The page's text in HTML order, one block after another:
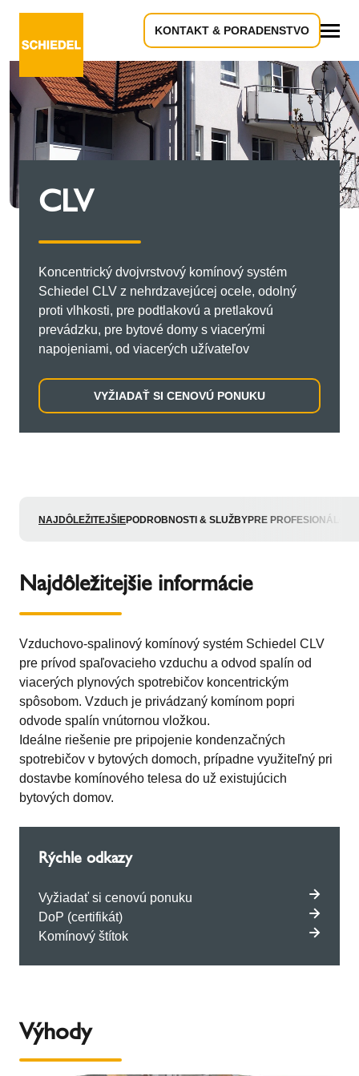
KONTAKT & PORADENSTVO
CLV
Koncentrický dvojvrstvový komínový systém
Schiedel CLV z nehrdzavejúcej ocele, odolný
proti vlhkosti, pre podtlakovú a pretlakovú
prevádzku, pre bytové domy s viacerými
napojeniami, od viacerých užívateľov
VYŽIADAŤ SI CENOVÚ PONUKU
NAJDÔLEŽITEJŠIEPODROBNOSTI & SLUŽBYPRE PROFESIONÁLOV
Najdôležitejšie informácie
Vzduchovo-spalinový komínový systém Schiedel CLV
pre prívod spaľovacieho vzduchu a odvod spalín od
viacerých plynových spotrebičov koncentrickým
spôsobom. Vzduch je privádzaný komínom popri
odvode spalín vnútornou vložkou.
Ideálne riešenie pre pripojenie kondenzačných
spotrebičov v bytových domoch, prípadne využiteľný pri
dostavbe komínového telesa do už existujúcich
bytových domov.
Rýchle odkazy
Vyžiadať si cenovú ponuku
DoP (certifikát)
Komínový štítok
Výhody